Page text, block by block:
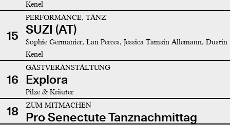
Kenel
15
PERFORMANCE, TANZ
SUZI (AT)
Sophie Germanier, Lan Perces, Jessica Tamsin Allemann, Dustin
Kenel
16
GASTVERANSTALTUNG
Explora
Pilze & Kräuter
18 ZUM MITMACHEN
Pro Senectute Tanznachmittag